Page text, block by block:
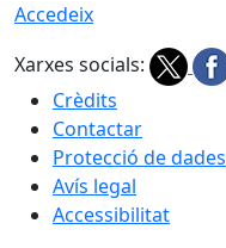
Accedeix
Xarxes socials:
Crèdits
Contactar
Protecció de dades
Avís legal
Accessibilitat